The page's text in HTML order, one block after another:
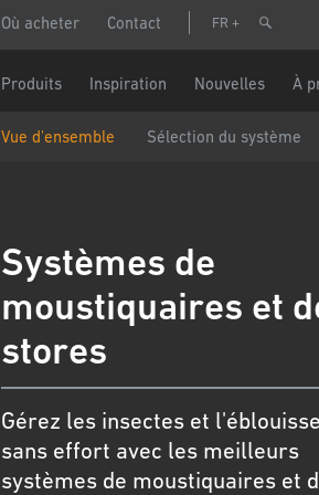
Header
Où acheter Contact FR
Main
Produits Inspiration Nouvelles À
Vue d'ensemble Sélection du système
Systèmes de
moustiquaires et
stores
Gérez les insectes et
sans effort avec les meilleurs
systèmes de moustiquaires et
Numéro
Pays